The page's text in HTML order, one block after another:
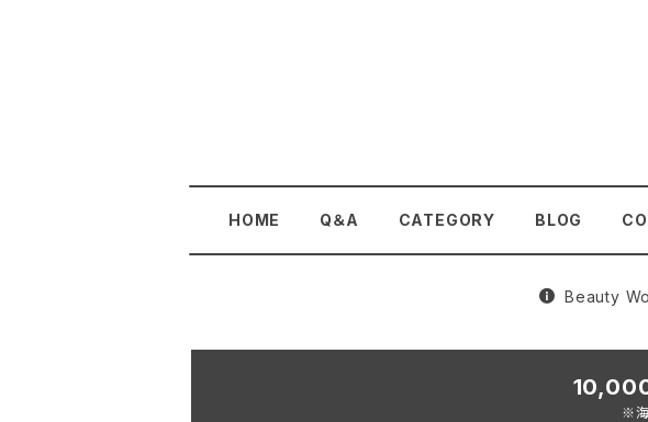
HOME Q＆A CATEGORY BLOG
Beauty
※海